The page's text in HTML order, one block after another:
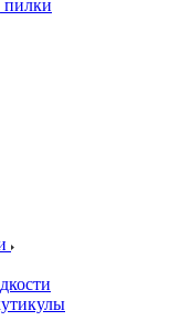
пилки